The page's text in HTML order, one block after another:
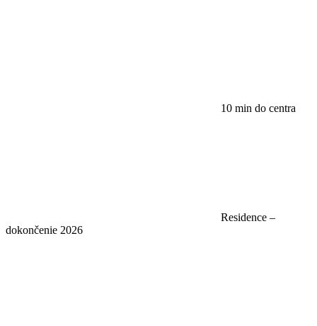
10 min do centra
Residence –
dokončenie 2026